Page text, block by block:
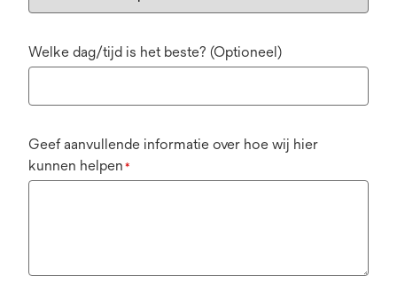
Welke dag/tijd is het beste? (Optioneel)
Geef aanvullende informatie over hoe wij hier
kunnen helpen *